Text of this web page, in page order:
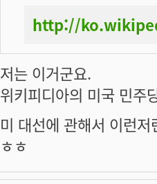
http://
저는 이거군요.
위키피디아의 미국 민주
미 대선에 관해서 이런
ㅎㅎ